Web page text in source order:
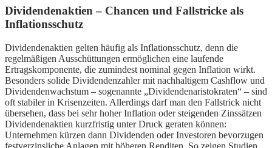
Dividendenaktien – Chancen und Fallstricke als
Inflationsschutz
Dividendenaktien gelten häufig als Inflationsschutz, denn die
regelmäßigen Ausschüttungen ermöglichen eine laufende
Ertragskomponente, die zumindest nominal gegen Inflation wirkt.
Besonders solide Dividendenzahler mit nachhaltigem Cashflow und
Dividendenwachstum – sogenannte „Dividendenaristokraten“ – sind
oft stabiler in Krisenzeiten. Allerdings darf man den Fallstrick nicht
übersehen, dass bei sehr hoher Inflation oder steigenden Zinssätzen
Dividendenaktien kurzfristig unter Druck geraten können:
Unternehmen kürzen dann Dividenden oder Investoren bevorzugen
festverzinsliche Anlagen mit höheren Renditen. So zeigen Studien,